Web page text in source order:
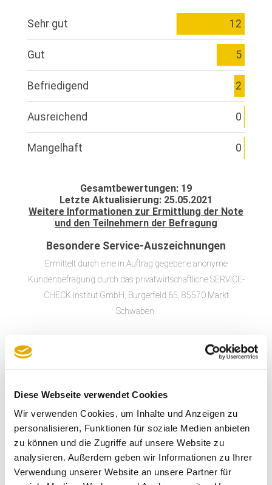
Diese Webseite verwendet Cookies
Wir verwenden Cookies, um Inhalte und Anzeigen zu
personalisieren, Funktionen für soziale Medien anbieten
zu können und die Zugriffe auf unsere Website zu
analysieren. Außerdem geben wir Informationen zu Ihrer
Verwendung unserer Website an unsere Partner für
Sehr gut 12
Gut 5
Befriedigend 2
Ausreichend 0
Mangelhaft 0
Gesamtbewertungen: 19
Letzte Aktualisierung: 25.05.2021
Weitere Informationen zur Ermittlung der Note
und den Teilnehmern der Befragung
Besondere Service-Auszeichnungen
Ermittelt durch eine in Auftrag gegebene anonyme
Kundenbefragung durch das privatwirtschaftliche SERVICE-
CHECK Institut GmbH, Burgerfeld 65, 85570 Markt
Schwaben.
16515 Oranienburg
Kontakt
Telefon:+49(0) 3301 / 537333